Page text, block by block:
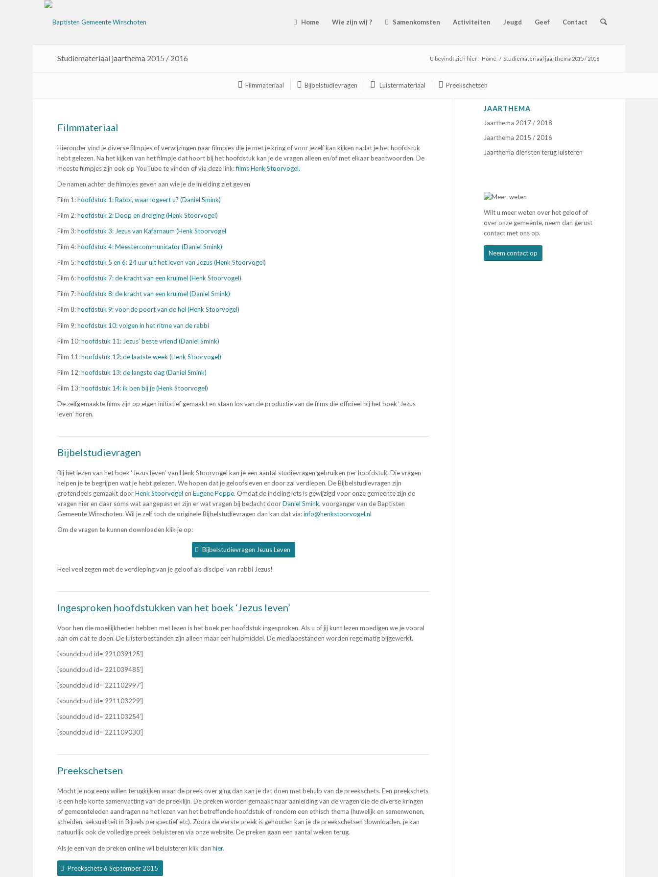
Home Wie zijn wij ? Samenkomsten Activiteiten Jeugd Geef Contact
Studiemateriaal jaarthema 2015 / 2016 U bevindt zich hier: Home / Studiemateriaal jaarthema 2015 / 2016
Filmmateriaal Bijbelstudievragen Luistermateriaal Preekschetsen
Filmmateriaal
Hieronder vind je diverse filmpjes of verwijzingen naar filmpjes die je met je kring of voor jezelf kan kijken nadat je het hoofdstuk
hebt gelezen. Na het kijken van het filmpje dat hoort bij het hoofdstuk kan je de vragen alleen en/of met elkaar beantwoorden. De
meeste filmpjes zijn ook op YouTube te vinden of via deze link:films Henk Stoorvogel.
De namen achter de filmpjes geven aan wie je de inleiding ziet geven
Film 1:hoofdstuk 1: Rabbi, waar logeert u? (Daniel Smink)
Film 2:hoofdstuk 2: Doop en dreiging (Henk Stoorvogel)
Film 3:hoofdstuk 3: Jezus van Kafarnaum (Henk Stoorvogel
Film 4:hoofdstuk 4: Meestercommunicator (Daniel Smink)
Film 5:hoofdstuk 5 en 6: 24 uur uit het leven van Jezus (Henk Stoorvogel)
Film 6:hoofdstuk 7: de kracht van een kruimel (Henk Stoorvogel)
Film 7: hoofdstuk 8: de kracht van een kruimel (Daniel Smink)
Film 8:hoofdstuk 9: voor de poort van de hel (Henk Stoorvogel)
Film 9:hoofdstuk 10: volgen in het ritme van de rabbi
Film 10:hoofdstuk 11: Jezus’ beste vriend (Daniel Smink)
Film 11:hoofdstuk 12: de laatste week (Henk Stoorvogel)
Film 12:hoofdstuk 13: de langste dag (Daniel Smink)
Film 13:hoofdstuk 14: ik ben bij je (Henk Stoorvogel)
De zelfgemaakte films zijn op eigen initiatief gemaakt en staan los van de productie van de films die officieel bij het boek ‘Jezus
leven’ horen.
Bijbelstudievragen
Bij het lezen van het boek ‘Jezus leven’ van Henk Stoorvogel kan je een aantal studievragen gebruiken per hoofdstuk. Die vragen
helpen je te begrijpen wat je hebt gelezen. We hopen dat je geloofsleven er door zal verdiepen. De Bijbelstudievragen zijn
grotendeels gemaakt doorHenk Stoorvogel enEugene Poppe. Omdat de indeling iets is gewijzigd voor onze gemeente zijn de
vragen hier en daar soms wat aangepast en zijn er wat vragen bij bedacht doorDaniel Smink, voorganger van de Baptisten
Gemeente Winschoten. Wil je zelf toch de originele Bijbelstudievragen dan kan dat via:info@henkstoorvogel.nl
Om de vragen te kunnen downloaden klik je op:
Bijbelstudievragen Jezus Leven
Heel veel zegen met de verdieping van je geloof als discipel van rabbi Jezus!
Ingesproken hoofdstukken van het boek ‘Jezus leven’
Voor hen die moeilijkheden hebben met lezen is het boek per hoofdstuk ingesproken. Als u of jij kunt lezen moedigen we je vooral
aan om dat te doen. De luisterbestanden zijn alleen maar een hulpmiddel. De mediabestanden worden regelmatig bijgewerkt.
[soundcloud id=’221039125′]
[soundcloud id=’221039485′]
[soundcloud id=’221102997′]
[soundcloud id=’221103229′]
[soundcloud id=’221103254′]
[soundcloud id=’221109030′]
Preekschetsen
Mocht je nog eens willen terugkijken waar de preek over ging dan kan je dat doen met behulp van de preekschets. Een preekschets
is een hele korte samenvatting van de preeklijn. De preken worden gemaakt naar aanleiding van de vragen die de diverse kringen
of gemeenteleden aandragen na het lezen van het betreffende hoofdstuk of rondom een ethisch thema (huwelijk en samenwonen,
scheiden, seksualiteit in Bijbels perspectief etc). Zodra de eerste preek is gehouden kan je de preekschetsen downloaden. je kan
natuurlijk ook de volledige preek beluisteren via onze website. De preken gaan een aantal weken terug.
Als je een van de preken online wil beluisteren klik danhier.
Preekschets 6 September 2015
JAARTHEMA
Jaarthema 2017 / 2018
Jaarthema 2015 / 2016
Jaarthema diensten terug luisteren
Wilt u meer weten over het geloof of
over onze gemeente, neem dan gerust
contact met ons op.
Neem contact op